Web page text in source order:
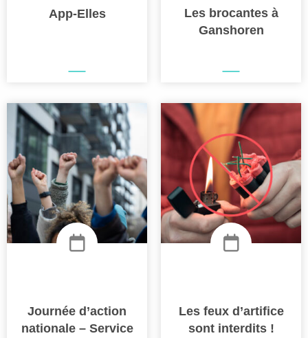
App-Elles
Les brocantes à
Ganshoren
Journée d’action
nationale – Service
Les feux d’artifice
sont interdits !